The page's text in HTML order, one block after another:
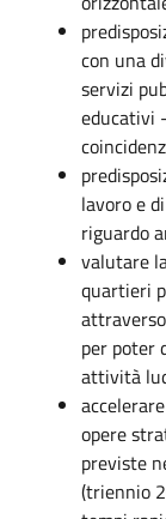
con una
servizi
educativi
lavoro e
riguardo
valutare
quartieri
per poter
attività
opere
previste
(triennio